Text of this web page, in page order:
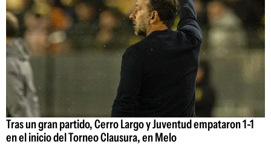
Tras un gran partido, Cerro Largo y Juventud empataron 1-1
en el inicio del Torneo Clausura, en Melo